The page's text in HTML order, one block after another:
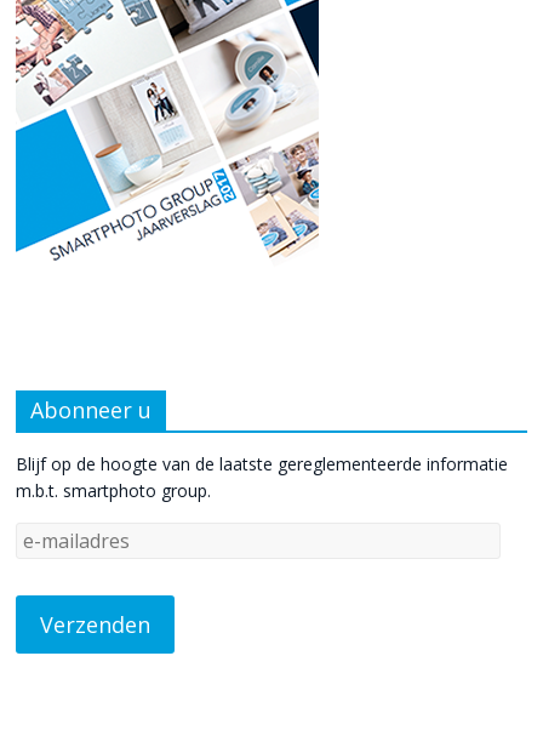
Abonneer u
Blijf op de hoogte van de laatste gereglementeerde informatie
m.b.t. smartphoto group.